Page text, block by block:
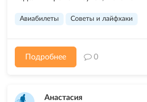
Авиабилеты Советы и лайфхаки
Подробнее 0
Анастасия